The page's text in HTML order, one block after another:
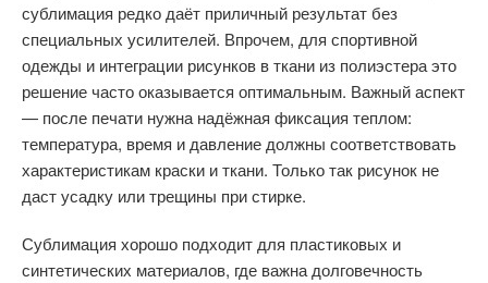
сублимация редко даёт приличный результат без
специальных усилителей. Впрочем, для спортивной
одежды и интеграции рисунков в ткани из полиэстера это
решение часто оказывается оптимальным. Важный аспект
— после печати нужна надёжная фиксация теплом:
температура, время и давление должны соответствовать
характеристикам краски и ткани. Только так рисунок не
даст усадку или трещины при стирке.
Сублимация хорошо подходит для пластиковых и
синтетических материалов, где важна долговечность